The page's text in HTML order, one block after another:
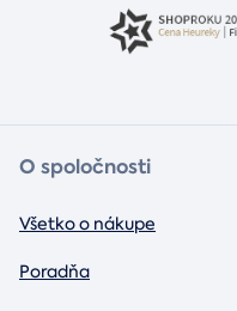
O spoločnosti
Všetko o nákupe
Poradňa